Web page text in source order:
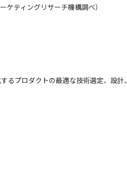
ティングリサーチ機構調べ）
るプロダクトの最適な技術選定、設計、